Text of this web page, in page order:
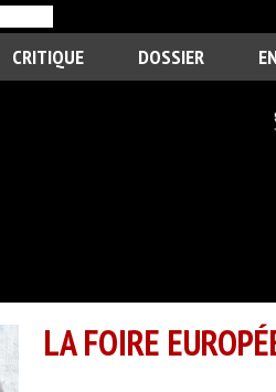
CRITIQUE DOSSIER
LA FOIRE